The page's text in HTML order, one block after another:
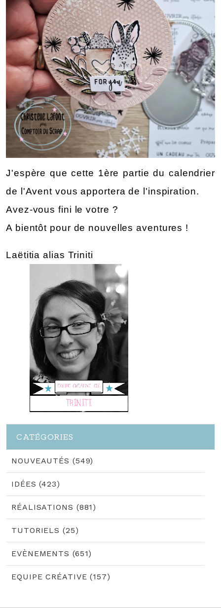
J'espère que cette 1ère partie du calendrier
de l'Avent vous apportera de l'inspiration.
Avez-vous fini le votre ?
A bientôt pour de nouvelles aventures !
Laëtitia alias Triniti
CATÉGORIES
NOUVEAUTÉS (549)
IDÉES (423)
RÉALISATIONS (881)
TUTORIELS (25)
EVÈNEMENTS (651)
EQUIPE CRÉATIVE (157)